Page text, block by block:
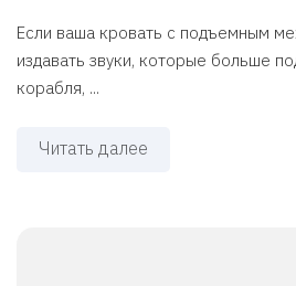
Если ваша кровать с подъемным
издавать звуки, которые больше
корабля, ...
Читать далее